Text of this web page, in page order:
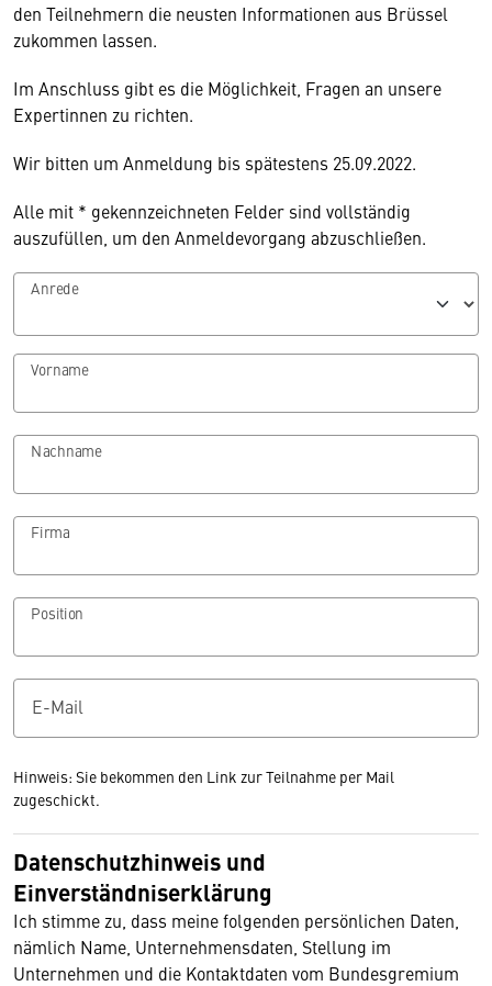
den Teilnehmern die neusten Informationen aus Brüssel
zukommen lassen.
Im Anschluss gibt es die Möglichkeit, Fragen an unsere
Expertinnen zu richten.
Wir bitten um Anmeldung bis spätestens 25.09.2022.
Alle mit * gekennzeichneten Felder sind vollständig
auszufüllen, um den Anmeldevorgang abzuschließen.
Anrede
Vorname
Nachname
Firma
Position
E-Mail
Hinweis: Sie bekommen den Link zur Teilnahme per Mail
zugeschickt.
Datenschutzhinweis und
Einverständniserklärung
Ich stimme zu, dass meine folgenden persönlichen Daten,
nämlich Name, Unternehmensdaten, Stellung im
Unternehmen und die Kontaktdaten vom Bundesgremium